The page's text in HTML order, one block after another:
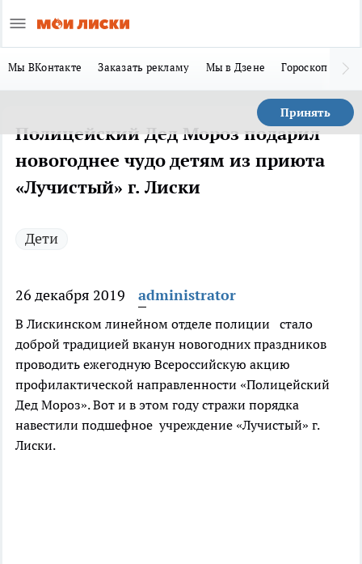
Мы ВКонтакте Заказать рекламу Мы в Дзене Гороскоп
Принять
Полицейский Дед Мороз подарил
новогоднее чудо детям из приюта
«Лучистый» г. Лиски
Дети
26 декабря 2019 administrator
В Лискинском линейном отделе полиции стало
доброй традицией вканун новогодних праздников
проводить ежегодную Всероссийскую акцию
профилактической направленности «Полицейский
Дед Мороз». Вот и в этом году стражи порядка
навестили подшефное учреждение «Лучистый» г.
Лиски.